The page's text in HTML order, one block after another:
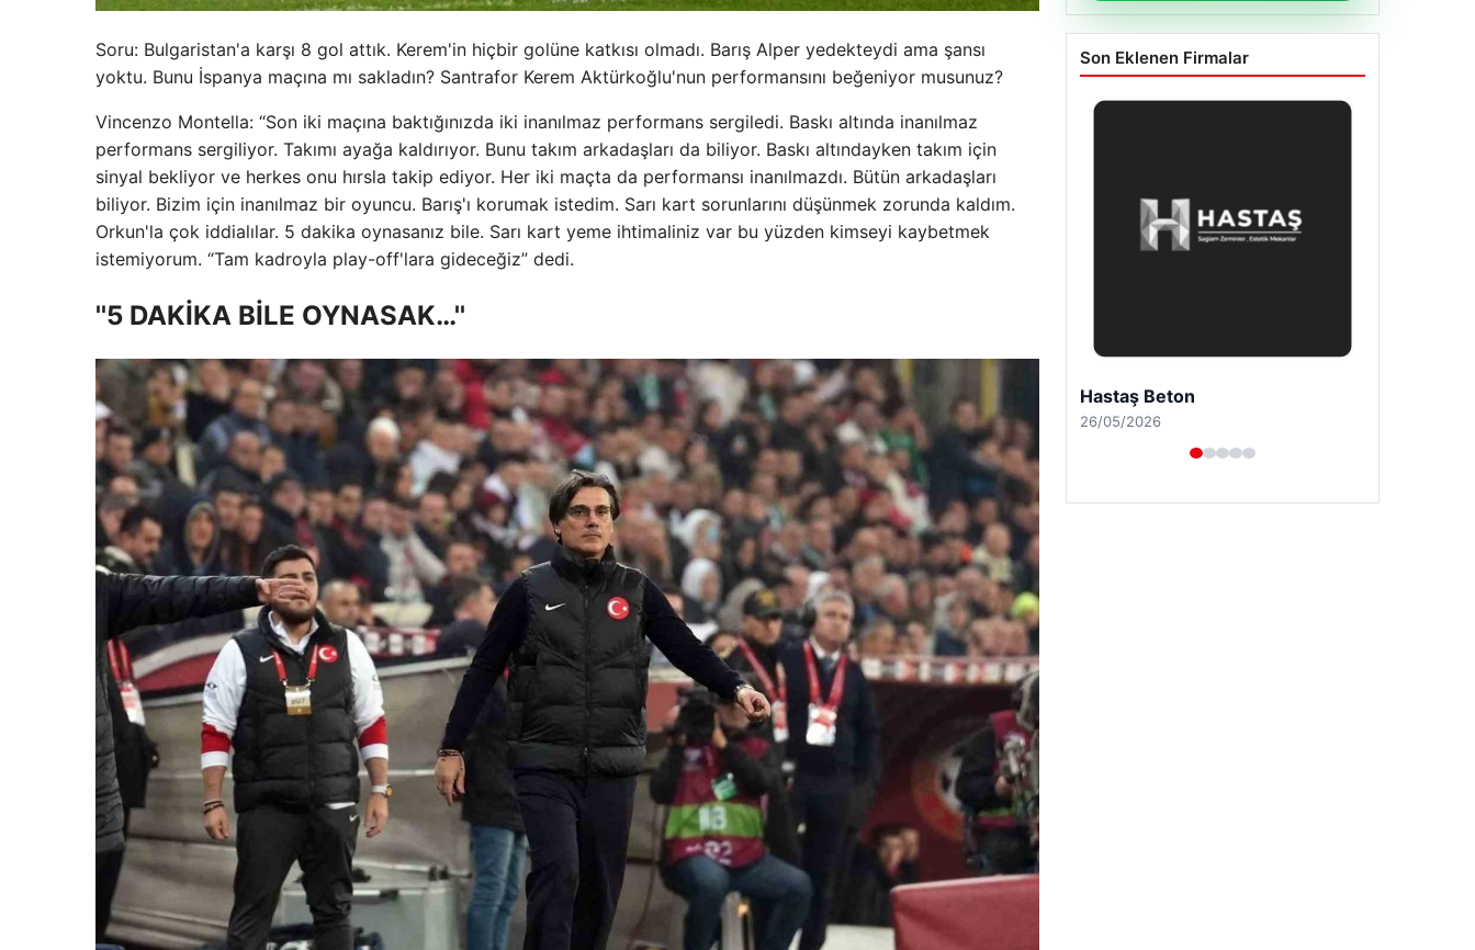
Soru: Bulgaristan'a karşı 8 gol attık. Kerem'in hiçbir golüne katkısı olmadı. Barış Alper yedekteydi ama şansı
yoktu. Bunu İspanya maçına mı sakladın? Santrafor Kerem Aktürkoğlu'nun performansını beğeniyor musunuz?
Vincenzo Montella: “Son iki maçına baktığınızda iki inanılmaz performans sergiledi. Baskı altında inanılmaz
performans sergiliyor. Takımı ayağa kaldırıyor. Bunu takım arkadaşları da biliyor. Baskı altındayken takım için
sinyal bekliyor ve herkes onu hırsla takip ediyor. Her iki maçta da performansı inanılmazdı. Bütün arkadaşları
biliyor. Bizim için inanılmaz bir oyuncu. Barış'ı korumak istedim. Sarı kart sorunlarını düşünmek zorunda kaldım.
Orkun'la çok iddialılar. 5 dakika oynasanız bile. Sarı kart yeme ihtimaliniz var bu yüzden kimseyi kaybetmek
istemiyorum. “Tam kadroyla play-off'lara gideceğiz” dedi.
''5 DAKİKA BİLE OYNASAK…''
Son Eklenen Firmalar
Enes Kaplan Avukatlık Bürosu
28/04/2026